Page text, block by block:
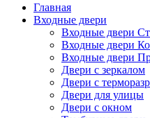
Главная
Входные двери
Входные двери
Входные двери
Входные двери
Двери с зеркалом
Двери с
Двери для улицы
Двери с окном